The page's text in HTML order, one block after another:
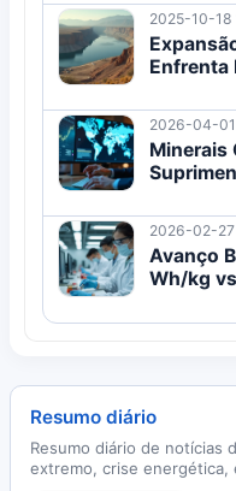
2025-10-18
Enfrenta
2026-04-01
Minerais
2026-02-27
Avanço
Wh/kg
Resumo diário
Resumo diário de notícias
extremo, crise energética,